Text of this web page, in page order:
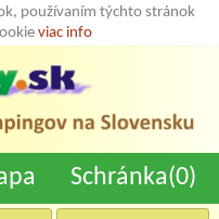
používaním týchto stránok
viac info
Schránka(0)